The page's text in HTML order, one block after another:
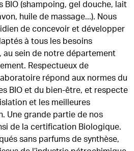
(shampoing, gel douche, lait
huile de massage...). Nous
de concevoir et développer
à tous les besoins
au sein de notre département
Respectueux de
répond aux normes du
BIO et du bien-être, et respecte
et les meilleures
Une grande partie de nos
de la certification Biologique.
sans parfums de synthèse,